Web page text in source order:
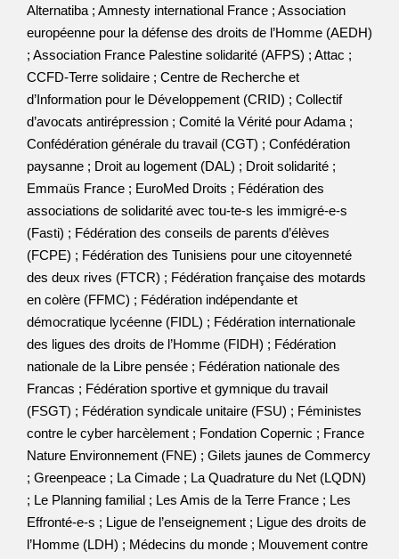
Alternatiba ; Amnesty international France ; Association
européenne pour la défense des droits de l’Homme (AEDH)
; Association France Palestine solidarité (AFPS) ; Attac ;
CCFD-Terre solidaire ; Centre de Recherche et
d’Information pour le Développement (CRID) ; Collectif
d’avocats antirépression ; Comité la Vérité pour Adama ;
Confédération générale du travail (CGT) ; Confédération
paysanne ; Droit au logement (DAL) ; Droit solidarité ;
Emmaüs France ; EuroMed Droits ; Fédération des
associations de solidarité avec tou-te-s les immigré-e-s
(Fasti) ; Fédération des conseils de parents d’élèves
(FCPE) ; Fédération des Tunisiens pour une citoyenneté
des deux rives (FTCR) ; Fédération française des motards
en colère (FFMC) ; Fédération indépendante et
démocratique lycéenne (FIDL) ; Fédération internationale
des ligues des droits de l’Homme (FIDH) ; Fédération
nationale de la Libre pensée ; Fédération nationale des
Francas ; Fédération sportive et gymnique du travail
(FSGT) ; Fédération syndicale unitaire (FSU) ; Féministes
contre le cyber harcèlement ; Fondation Copernic ; France
Nature Environnement (FNE) ; Gilets jaunes de Commercy
; Greenpeace ; La Cimade ; La Quadrature du Net (LQDN)
; Le Planning familial ; Les Amis de la Terre France ; Les
Effronté-e-s ; Ligue de l’enseignement ; Ligue des droits de
l’Homme (LDH) ; Médecins du monde ; Mouvement contre